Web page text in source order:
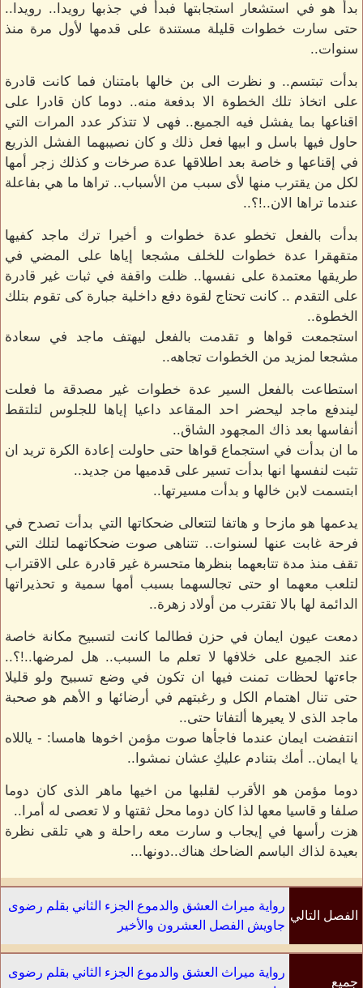
بدأ هو في استشعار استجابتها فبدأ في جذبها رويدا.. رويدا..
حتى سارت خطوات قليلة مستندة على قدمها لأول مرة منذ
سنوات..
بدأت تبتسم.. و نظرت الى بن خالها بامتنان فما كانت قادرة
على اتخاذ تلك الخطوة الا بدفعة منه.. دوما كان قادرا على
اقناعها بما يفشل فيه الجميع.. فهى لا تتذكر عدد المرات التي
حاول فيها باسل و ابيها فعل ذلك و كان نصيبهما الفشل الذريع
في إقناعها و خاصة بعد اطلاقها عدة صرخات و كذلك زجر أمها
لكل من يقترب منها لأى سبب من الأسباب.. تراها ما هي بفاعلة
عندما تراها الان..!؟..
بدأت بالفعل تخطو عدة خطوات و أخيرا ترك ماجد كفيها
متقهقرا عدة خطوات للخلف مشجعا إياها على المضي في
طريقها معتمدة على نفسها.. ظلت واقفة في ثبات غير قادرة
على التقدم .. كانت تحتاج لقوة دفع داخلية جبارة كى تقوم بتلك
الخطوة..
استجمعت قواها و تقدمت بالفعل ليهتف ماجد في سعادة
مشجعا لمزيد من الخطوات تجاهه..
استطاعت بالفعل السير عدة خطوات غير مصدقة ما فعلت
ليندفع ماجد ليحضر احد المقاعد داعيا إياها للجلوس لتلتقط
أنفاسها بعد ذاك المجهود الشاق..
ما ان بدأت في استجماع قواها حتى حاولت إعادة الكرة تريد ان
تثبت لنفسها انها بدأت تسير على قدميها من جديد..
ابتسمت لابن خالها و بدأت مسيرتها..
يدعمها هو مازحا و هاتفا لتتعالى ضحكاتها التي بدأت تصدح في
فرحة غابت عنها لسنوات.. تتناهى صوت ضحكاتهما لتلك التي
تقف منذ مدة تتابعهما بنظرها متحسرة غير قادرة على الاقتراب
لتلعب معهما او حتى تجالسهما بسبب أمها سمية و تحذيراتها
الدائمة لها بالا تقترب من أولاد زهرة..
دمعت عيون ايمان في حزن فطالما كانت لتسبيح مكانة خاصة
عند الجميع على خلافها لا تعلم ما السبب.. هل لمرضها..!؟..
جاءتها لحظات تمنت فيها ان تكون في وضع تسبيح ولو قليلا
حتى تنال اهتمام الكل و رغبتهم في أرضائها و الأهم هو صحبة
ماجد الذى لا يعيرها ألتفاتا حتى..
انتفضت ايمان عندما فاجأها صوت مؤمن اخوها هامسا: - ياللاه
يا ايمان.. أمك بتنادم عليكِ عشان نمشوا..
دوما مؤمن هو الأقرب لقلبها من اخيها ماهر الذى كان دوما
صلفا و قاسيا معها لذا كان دوما محل ثقتها و لا تعصى له أمرا..
هزت رأسها في إيجاب و سارت معه راحلة و هي تلقى نظرة
بعيدة لذاك الباسم الضاحك هناك..دونها...
الفصل التالي
رواية ميراث العشق والدموع الجزء الثاني بقلم رضوى
جاويش الفصل العشرون والأخير
جميع
رواية ميراث العشق والدموع الجزء الثاني بقلم رضوى